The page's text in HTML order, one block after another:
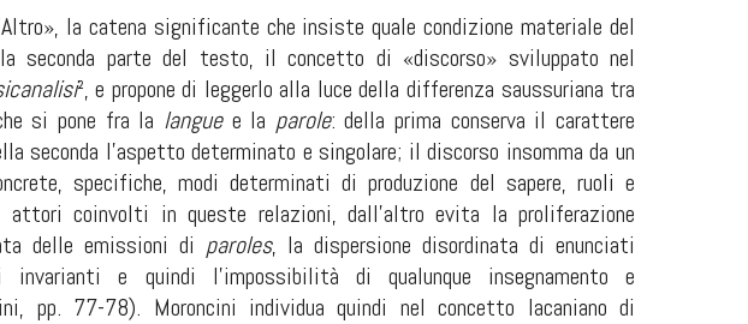
la catena significante che insiste quale condizione materiale del
seconda parte del testo, il concetto di «discorso» sviluppato nel
², e propone di leggerlo alla luce della differenza saussuriana tra
si pone fra la languee la parole: della prima conserva il carattere
seconda l'aspetto determinato e singolare; il discorso insomma da un
specifiche, modi determinati di produzione del sapere, ruoli e
attori coinvolti in queste relazioni, dall'altro evita la proliferazione
delle emissioni di paroles, la dispersione disordinata di enunciati
invarianti e quindi l'impossibilità di qualunque insegnamento e
pp. 77-78). Moroncini individua quindi nel concetto lacaniano di